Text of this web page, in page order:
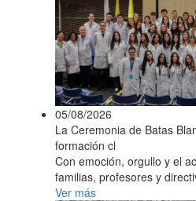
05/08/2026
La Ceremonia de Batas
formación cl
Con emoción, orgullo y el
familias, profesores y
Ver más